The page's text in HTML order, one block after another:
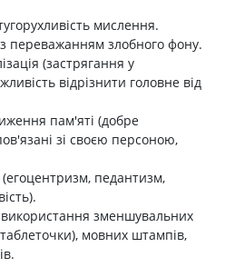
мислення.
переважанням злобного фону.
(застрягання у
відрізнити головне від
пам'яті (добре
зі своєю персоною,
(егоцентризм, педантизм,
зменшувальних
мовних штампів,